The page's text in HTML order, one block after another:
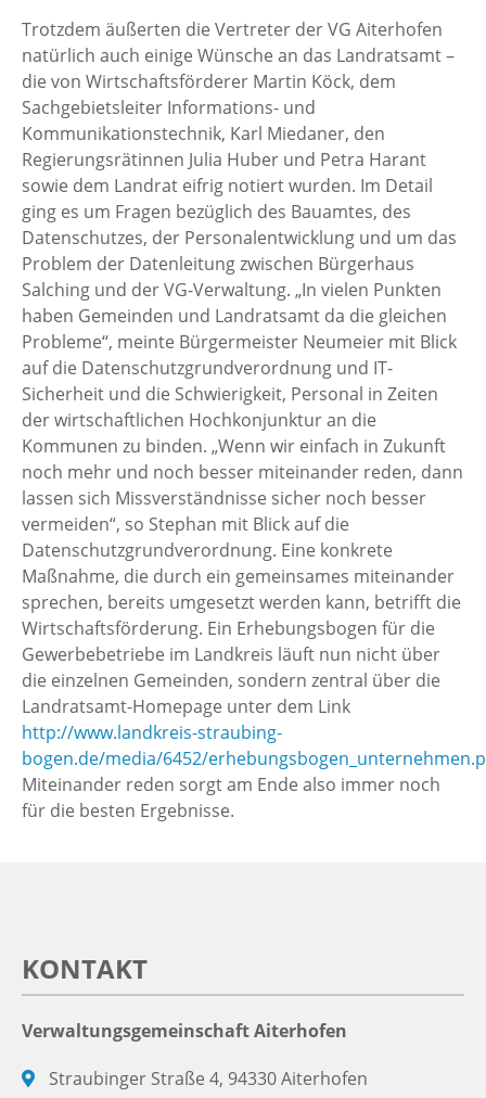
Trotzdem äußerten die Vertreter der VG Aiterhofen
natürlich auch einige Wünsche an das Landratsamt –
die von Wirtschaftsförderer Martin Köck, dem
Sachgebietsleiter Informations- und
Kommunikationstechnik, Karl Miedaner, den
Regierungsrätinnen Julia Huber und Petra Harant
sowie dem Landrat eifrig notiert wurden. Im Detail
ging es um Fragen bezüglich des Bauamtes, des
Datenschutzes, der Personalentwicklung und um das
Problem der Datenleitung zwischen Bürgerhaus
Salching und der VG-Verwaltung. „In vielen Punkten
haben Gemeinden und Landratsamt da die gleichen
Probleme“, meinte Bürgermeister Neumeier mit Blick
auf die Datenschutzgrundverordnung und IT-
Sicherheit und die Schwierigkeit, Personal in Zeiten
der wirtschaftlichen Hochkonjunktur an die
Kommunen zu binden. „Wenn wir einfach in Zukunft
noch mehr und noch besser miteinander reden, dann
lassen sich Missverständnisse sicher noch besser
vermeiden“, so Stephan mit Blick auf die
Datenschutzgrundverordnung. Eine konkrete
Maßnahme, die durch ein gemeinsames miteinander
sprechen, bereits umgesetzt werden kann, betrifft die
Wirtschaftsförderung. Ein Erhebungsbogen für die
Gewerbebetriebe im Landkreis läuft nun nicht über
die einzelnen Gemeinden, sondern zentral über die
Landratsamt-Homepage unter dem Link
http://www.landkreis-straubing-
bogen.de/media/6452/
Miteinander reden sorgt am Ende also immer noch
für die besten Ergebnisse.
KONTAKT
Verwaltungsgemeinschaft Aiterhofen
Straubinger Straße 4, 94330 Aiterhofen